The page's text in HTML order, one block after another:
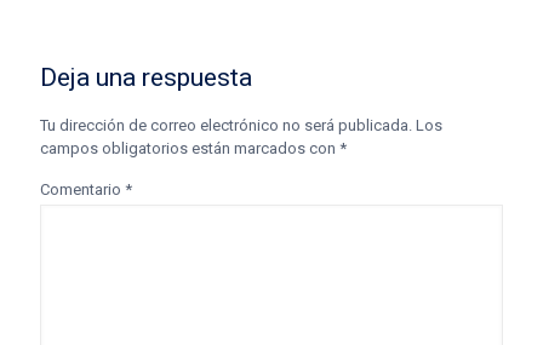
Deja una respuesta
Tu dirección de correo electrónico no será publicada. Los
campos obligatorios están marcados con *
Comentario *